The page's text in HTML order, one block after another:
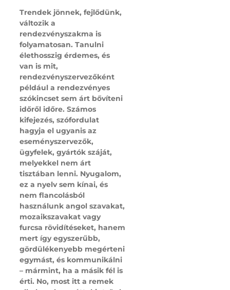
Trendek jönnek, fejlődünk,
változik a
rendezvényszakma is
folyamatosan. Tanulni
élethosszig érdemes, és
van is mit,
rendezvényszervezőként
például a rendezvényes
szókincset sem árt bővíteni
időről időre. Számos
kifejezés, szófordulat
hagyja el ugyanis az
eseményszervezők,
ügyfelek, gyártók száját,
melyekkel nem árt
tisztában lenni. Nyugalom,
ez a nyelv sem kínai, és
nem flancolásból
használunk angol szavakat,
mozaikszavakat vagy
furcsa rövidítéseket, hanem
mert így egyszerűbb,
gördülékenyebb megérteni
egymást, és kommunikálni
– mármint, ha a másik fél is
érti. No, most itt a remek